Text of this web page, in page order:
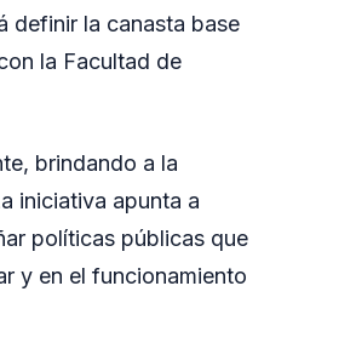
definir la canasta base
la Facultad de
brindando a la
iniciativa apunta a
políticas públicas que
y en el funcionamiento